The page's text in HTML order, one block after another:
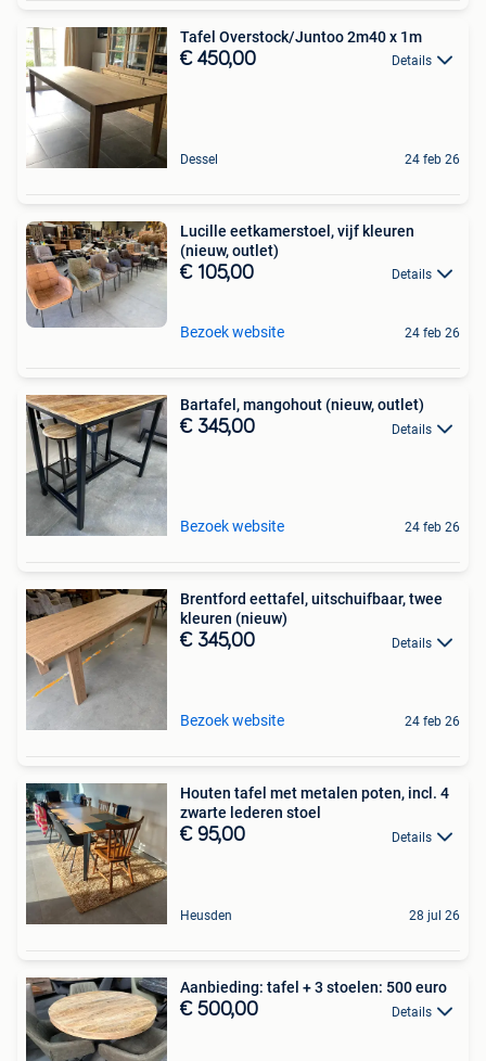
Tafel Overstock/Juntoo 2m40 x 1m
€ 450,00 Details
Dessel 24 feb 26
Lucille eetkamerstoel, vijf kleuren
(nieuw, outlet)
€ 105,00 Details
Bezoek website 24 feb 26
Bartafel, mangohout (nieuw, outlet)
€ 345,00 Details
Bezoek website 24 feb 26
Brentford eettafel, uitschuifbaar, twee
kleuren (nieuw)
€ 345,00 Details
Bezoek website 24 feb 26
Houten tafel met metalen poten, incl. 4
zwarte lederen stoel
€ 95,00 Details
Heusden 28 jul 26
Aanbieding: tafel + 3 stoelen: 500 euro
€ 500,00 Details